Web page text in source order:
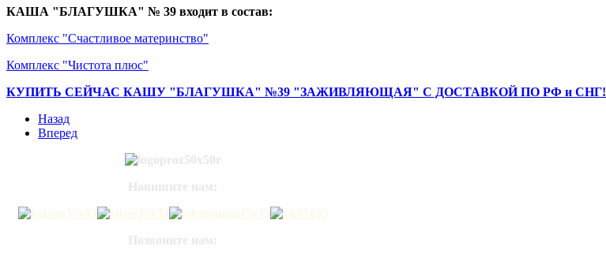
КАША "БЛАГУШКА" № 39 входит в состав:
Комплекс "Счастливое материнство"
Комплекс "Чистота плюс"
КУПИТЬ СЕЙЧАС КАШУ "БЛАГУШКА" №39 "ЗАЖИВЛЯЮЩАЯ" С ДОСТАВКОЙ ПО РФ и СНГ!
Назад
Вперед
Напишите нам:
Позвоните нам: